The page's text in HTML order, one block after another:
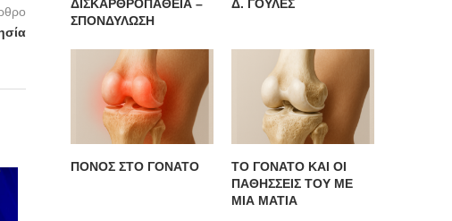
ΔΙΣΚΑΡΘΡΟΠΑΘΕΙΑ –
ΣΠΟΝΔΥΛΩΣΗ
Δ. ΓΟΥΛΕΣ
ΠΟΝΟΣ ΣΤΟ ΓΟΝΑΤΟ
ΤΟ ΓΟΝΑΤΟ ΚΑΙ ΟΙ
ΠΑΘΗΣΣΕΙΣ ΤΟΥ ΜΕ
ΜΙΑ ΜΑΤΙΑ